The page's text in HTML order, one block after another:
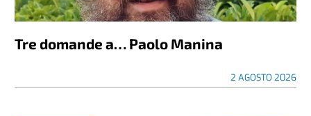
Tre domande a… Paolo Manina
2 AGOSTO 2026